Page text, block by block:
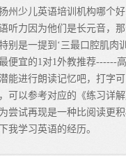
州少儿英语培训机构哪个
听力因为他们是长元音，
别是一提到‘三最口腔肌肉
便宜的1对1外教推荐------
能进行朗读记忆吧，打字
可以参考对应的《练习详
尝试再现是一种比阅读更积
我学习英语的经历。